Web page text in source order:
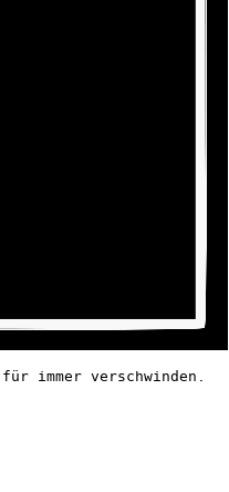
für immer verschwinden.